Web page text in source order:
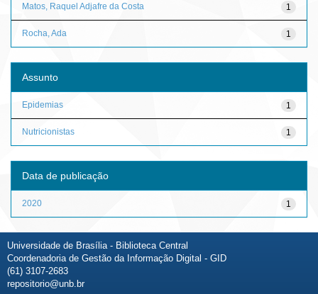
1
Matos, Raquel Adjafre da Costa
1
Rocha, Ada
Assunto
1
Epidemias
1
Nutricionistas
Data de publicação
1
2020
Universidade de Brasília - Biblioteca Central
Coordenadoria de Gestão da Informação Digital - GID
(61) 3107-2683
repositorio@unb.br